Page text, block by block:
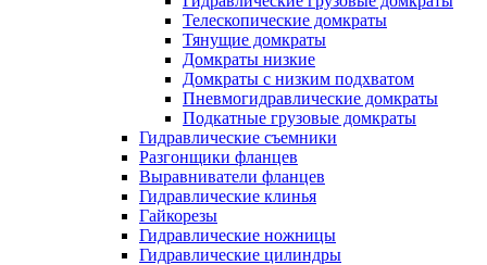
Телескопические домкраты
Тянущие домкраты
Домкраты низкие
Домкраты с низким подхватом
Пневмогидравлические домкраты
Подкатные грузовые домкраты
Гидравлические съемники
Разгонщики фланцев
Выравниватели фланцев
Гидравлические клинья
Гайкорезы
Гидравлические ножницы
Гидравлические цилиндры